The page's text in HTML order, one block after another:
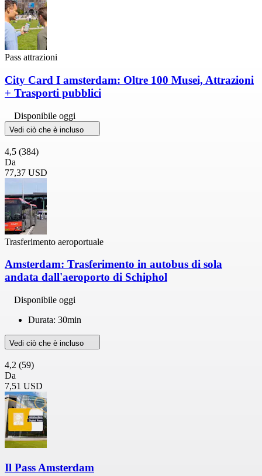
Pass attrazioni
City Card I amsterdam: Oltre 100 Musei, Attrazioni
+ Trasporti pubblici
Disponibile oggi
Vedi ciò che è incluso
4,5 (384)
Da
77,37 USD
Trasferimento aeroportuale
Amsterdam: Trasferimento in autobus di sola
andata dall'aeroporto di Schiphol
Disponibile oggi
Durata: 30min
Vedi ciò che è incluso
4,2 (59)
Da
7,51 USD
Il Pass Amsterdam